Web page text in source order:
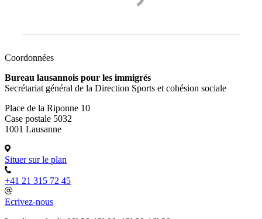
Coordonnées
Bureau lausannois pour les immigrés
Secrétariat général de la Direction Sports et cohésion sociale
Place de la Riponne 10
Case postale 5032
1001 Lausanne
Situer sur le plan
+41 21 315 72 45
Ecrivez-nous